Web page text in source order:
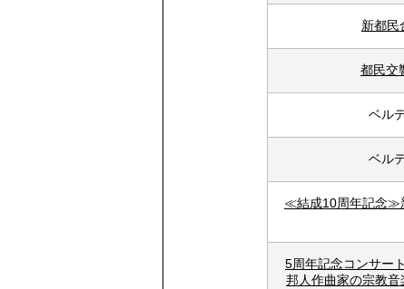
新都民
都民交
ベル
ベル
≪結成10周年記念
5周年記念コンサー
邦人作曲家の宗教